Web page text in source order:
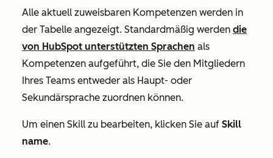
Alle aktuell zuweisbaren Kompetenzen werden in
der Tabelle angezeigt. Standardmäßig werden die
von HubSpot unterstützten Sprachen als
Kompetenzen aufgeführt, die Sie den Mitgliedern
Ihres Teams entweder als Haupt- oder
Sekundärsprache zuordnen können.
Um einen Skill zu bearbeiten, klicken Sie auf Skill
name.